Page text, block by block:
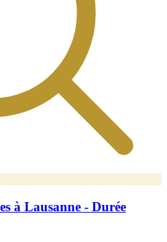
à Lausanne - Durée